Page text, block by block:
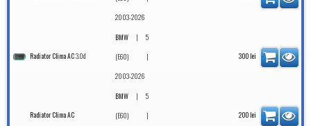
2003-2026
Radiator Clima AC3.0d
BMW |5
(E60) |
2003-2026
300 lei
Radiator Clima AC
BMW |5
(E60) |
200 lei